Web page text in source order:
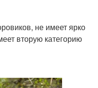
не имеет ярко
вторую категорию